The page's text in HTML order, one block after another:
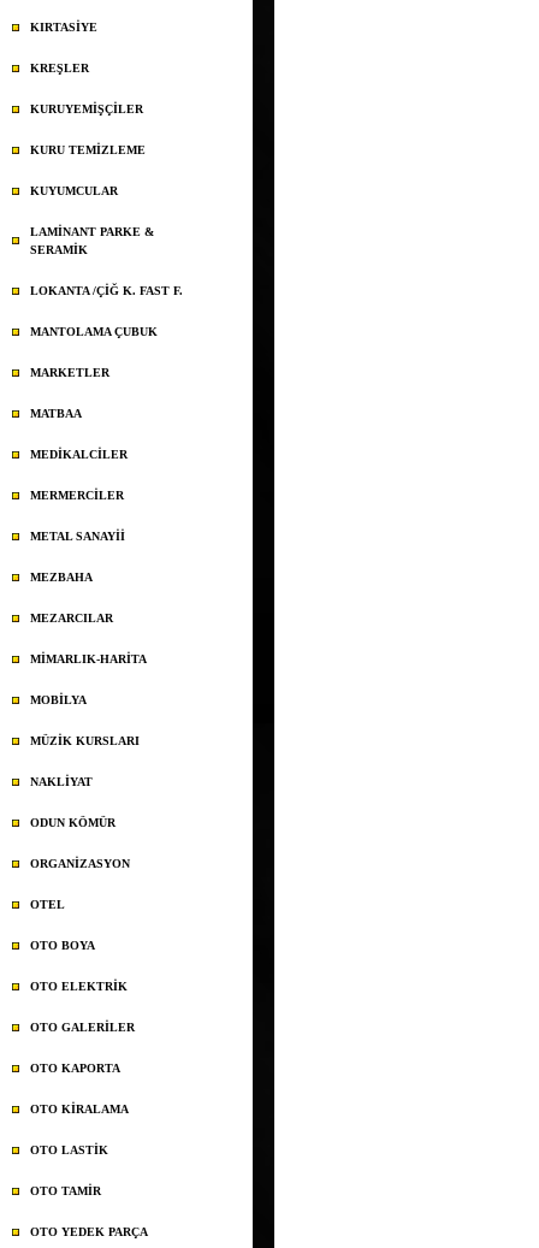
KIRTASİYE
KREŞLER
KURUYEMİŞÇİLER
KURU TEMİZLEME
KUYUMCULAR
LAMİNANT PARKE &
SERAMİK
LOKANTA /ÇİĞ K. FAST F.
MANTOLAMA ÇUBUK
MARKETLER
MATBAA
MEDİKALCİLER
MERMERCİLER
METAL SANAYİİ
MEZBAHA
MEZARCILAR
MİMARLIK-HARİTA
MOBİLYA
MÜZİK KURSLARI
NAKLİYAT
ODUN KÖMÜR
ORGANİZASYON
OTEL
OTO BOYA
OTO ELEKTRİK
OTO GALERİLER
OTO KAPORTA
OTO KİRALAMA
OTO LASTİK
OTO TAMİR
OTO YEDEK PARÇA